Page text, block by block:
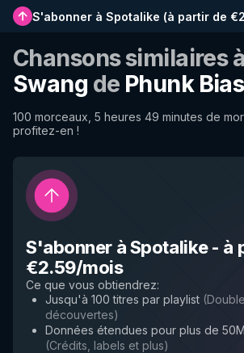
S'abonner à Spotalike (à partir de
Chansons similaires à
Swang de Phunk Bias
100 morceaux, 5 heures 49 minutes de
profitez-en !
S'abonner à Spotalike- à
€2.59/mois
Ce que vous obtiendrez:
Jusqu'à 100 titres par playlist (
découvertes)
Données étendues pour plus de
(Crédits, labels et plus)